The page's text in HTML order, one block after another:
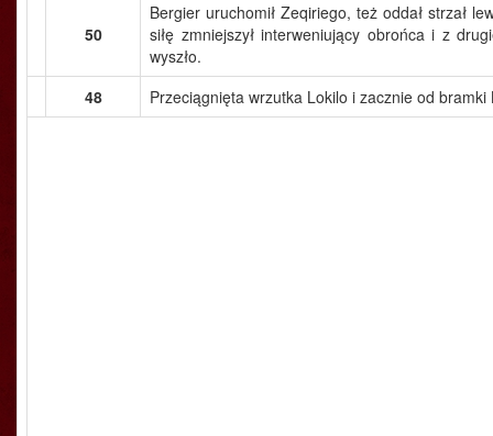
50
Bergier uruchomił Zeqiriego, też oddał strzał
siłę zmniejszył interweniujący obrońca i z
wyszło.
48
Przeciągnięta wrzutka Lokilo i zacznie od bramki